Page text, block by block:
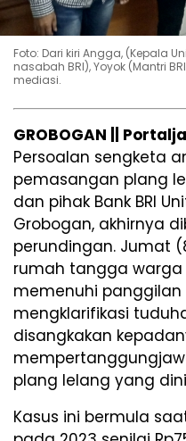
Foto: Dari kiri Angga, (Kepala
nasabah BRI), Yoyok (Mantri
mediasi.
GROBOGAN ||
Persoalan sengketa
pemasangan plang
dan pihak Bank BRI
Grobogan, akhirnya
perundingan. Jumat
rumah tangga warga
memenuhi panggilan
mengklarifikasi
disangkakan
plang lelang yang
Kasus ini bermula